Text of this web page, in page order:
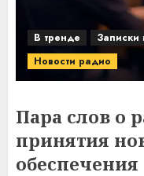
В тренде
Записки
Новости радио
Пара слов о
принятия
обеспечения